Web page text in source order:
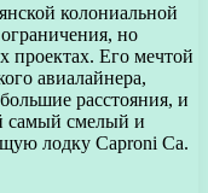
колониальной
но
проектах. Его мечтой
авиалайнера,
расстояния, и
самый смелый и
лодку Caproni Ca.